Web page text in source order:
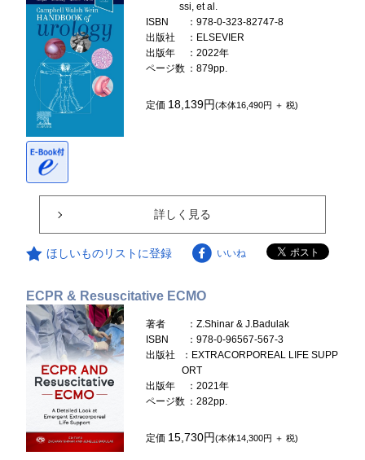
ssi, et al.
ISBN
：978-0-323-82747-8
出版社
：ELSEVIER
出版年
：2022年
ページ数 ：879pp.
定価 18,139円(本体16,490円 ＋ 税)
詳しく見る
ほしいものリストに登録 いいね
ECPR & Resuscitative ECMO
著者
：Z.Shinar & J.Badulak
ISBN
：978-0-96567-567-3
出版社
：EXTRACORPOREAL LIFE SUPP
ORT
出版年
：2021年
ページ数 ：282pp.
定価 15,730円(本体14,300円 ＋ 税)